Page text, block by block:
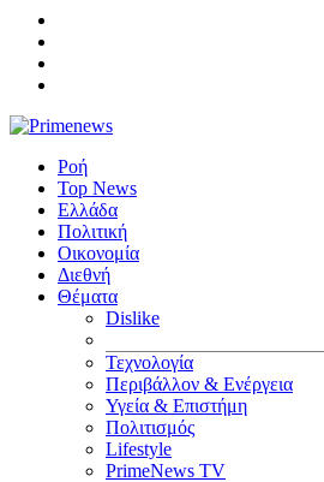
Ροή
Top News
Ελλάδα
Πολιτική
Οικονομία
Διεθνή
Θέματα
Dislike
Τεχνολογία
Περιβάλλον & Ενέργεια
Υγεία & Επιστήμη
Πολιτισμός
Lifestyle
PrimeNews TV